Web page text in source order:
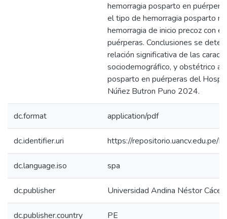
hemorragia posparto en
el tipo de hemorragia posparto
hemorragia de inicio precoz con
puérperas. Conclusiones se
relación significativa de las
sociodemográfico, y obstétrico a
posparto en puérperas del
Núñez Butron Puno 2024.
dc.format application/pdf
dc.identifier.uri https://repositorio.uancv.edu.pe/
dc.language.iso spa
dc.publisher Universidad Andina Néstor
dc.publisher.country PE